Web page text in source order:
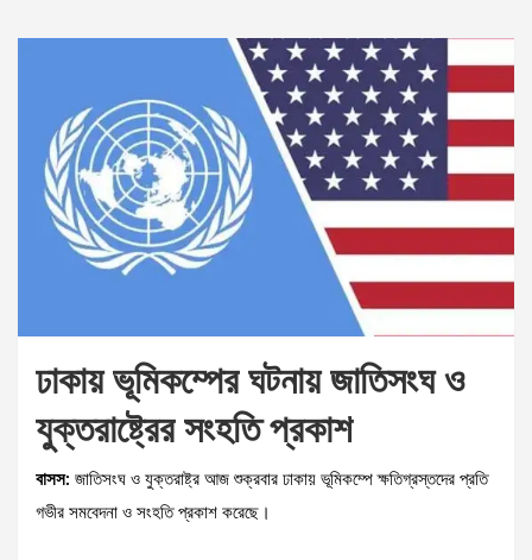
ঢাকায় ভূমিকম্পের ঘটনায় জাতিসংঘ ও
যুক্তরাষ্ট্রের সংহতি প্রকাশ
বাসস: জাতিসংঘ ও যুক্তরাষ্ট্র আজ শুক্রবার ঢাকায় ভূমিকম্পে ক্ষতিগ্রস্তদের প্রতি
গভীর সমবেদনা ও সংহতি প্রকাশ করেছে।